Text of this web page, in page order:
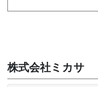
株式会社ミカサ